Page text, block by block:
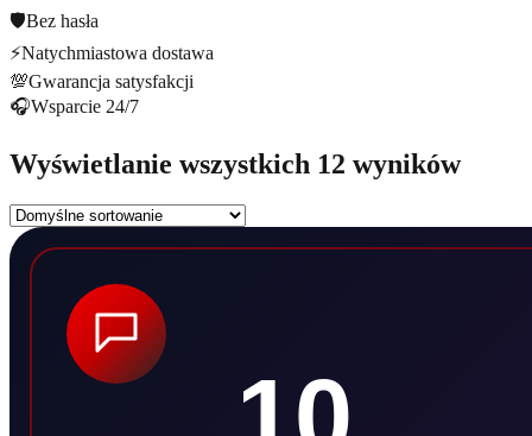
🛡️Bez hasła
⚡Natychmiastowa dostawa
💯Gwarancja satysfakcji
🎧Wsparcie 24/7
Wyświetlanie wszystkich 12 wyników